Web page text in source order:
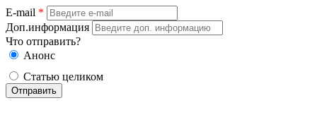
E-mail *
Доп.информация
Что отправить?
Анонс
Статью целиком